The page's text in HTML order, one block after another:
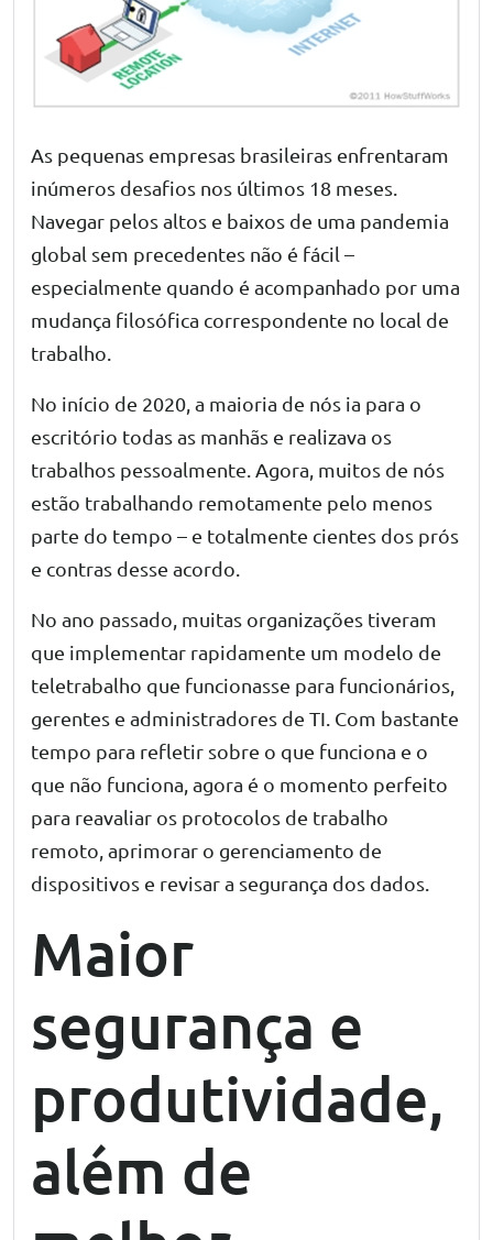
As pequenas empresas brasileiras enfrentaram
inúmeros desafios nos últimos 18 meses.
Navegar pelos altos e baixos de uma pandemia
global sem precedentes não é fácil –
especialmente quando é acompanhado por uma
mudança filosófica correspondente no local de
trabalho.
No início de 2020, a maioria de nós ia para o
escritório todas as manhãs e realizava os
trabalhos pessoalmente. Agora, muitos de nós
estão trabalhando remotamente pelo menos
parte do tempo – e totalmente cientes dos prós
e contras desse acordo.
No ano passado, muitas organizações tiveram
que implementar rapidamente um modelo de
teletrabalho que funcionasse para funcionários,
gerentes e administradores de TI. Com bastante
tempo para refletir sobre o que funciona e o
que não funciona, agora é o momento perfeito
para reavaliar os protocolos de trabalho
remoto, aprimorar o gerenciamento de
dispositivos e revisar a segurança dos dados.
Maior
segurança e
produtividade,
além de